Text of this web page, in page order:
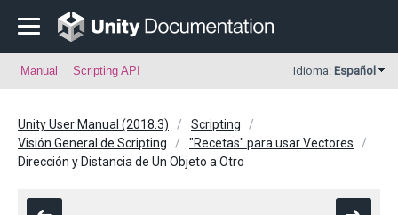
Manual Scripting API Idioma: Español
Unity User Manual (2018.3)
Scripting
Visión General de Scripting
"Recetas" para usar Vectores
Dirección y Distancia de Un Objeto a Otro